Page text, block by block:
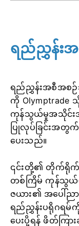
ရည်ညွှန်း
ရည်ညွှန်းအစီအစဉ်
ကို Olymptrade
ကုန်သွယ်မှုအသိုင်း
ပြုလုပ်ခြင်းအတွက်
ပေးသည်။
၎င်းတို့၏ တိုက်ရိုက်
တစ်ကြိမ် ကုန်သွယ်
ဇယား၏ အပေါ်
ရည်ညွှန်းပရိုဂရမ်
ပေးပို့ရန် ဖိတ်ကြ